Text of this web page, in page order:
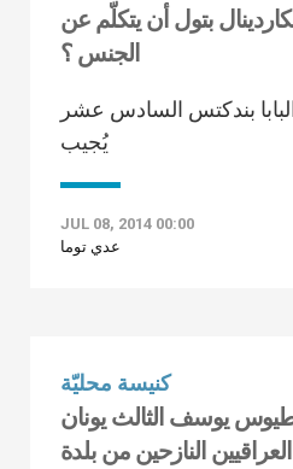
بتول أن يتكلّم عن
الجنس ؟
بندكتس السادس عشر
يُجيب
JUL 08, 2014 00:00
عدي توما
كنيسة محليّة
يوسف الثالث يونان
النازحين من بلدة